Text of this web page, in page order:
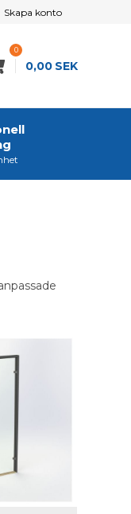
Skapa konto
0
0,00 SEK